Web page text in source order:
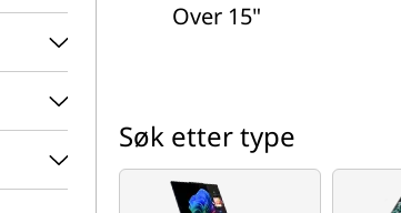
Over 15"
Søk etter type